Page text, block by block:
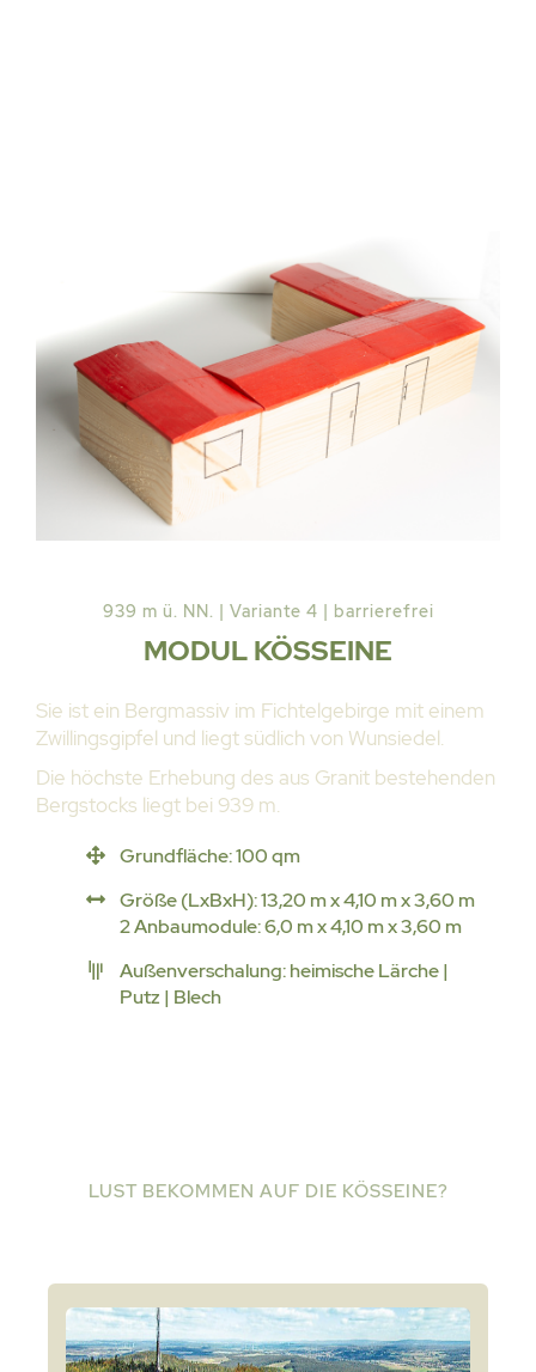
939 m ü. NN. | Variante 4 | barrierefrei
MODUL KÖSSEINE
Sie ist ein Bergmassiv im Fichtelgebirge mit einem
Zwillingsgipfel und liegt südlich von Wunsiedel.
Die höchste Erhebung des aus Granit bestehenden
Bergstocks liegt bei 939 m.
Grundfläche: 100 qm
Größe (LxBxH): 13,20 m x 4,10 m x 3,60 m
2 Anbaumodule: 6,0 m x 4,10 m x 3,60 m
Außenverschalung: heimische Lärche |
Putz | Blech
LUST BEKOMMEN AUF DIE KÖSSEINE?